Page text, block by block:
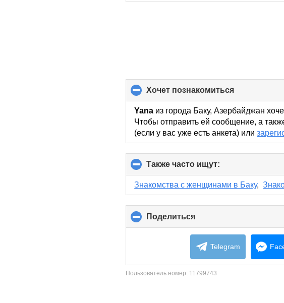
хочет познакомиться
to
collapse
contents
Yana из города Баку, Азербайджан
Чтобы отправить ей сообщение, а
(если у вас уже есть анкета) или
Также часто ищут:
to
collapse
contents
Знакомства с женщинами в Баку,
Поделиться
to
collapse
contents
Telegram
Пользователь номер: 11799743